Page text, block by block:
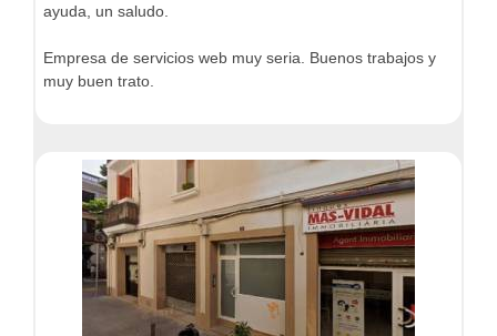
ayuda, un saludo.
Empresa de servicios web muy seria. Buenos trabajos y
muy buen trato.